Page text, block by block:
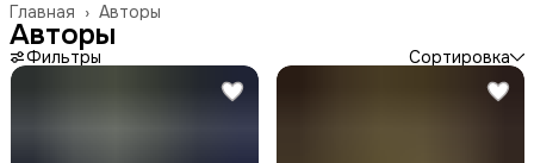
Авторы
Главная ›
Авторы
Фильтры Сортировка